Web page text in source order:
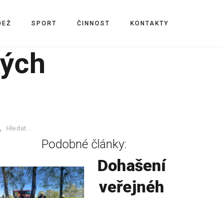
SPORT ČINNOST KONTAKTY
Podobné články:
Dohašení
veřejnéh